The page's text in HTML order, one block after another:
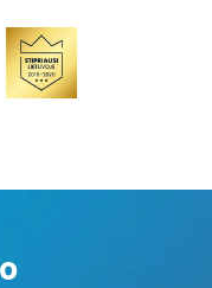
Kaune